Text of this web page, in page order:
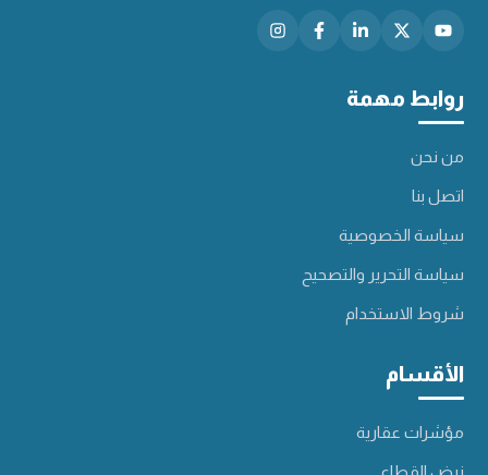
روابط مهمة
من نحن
اتصل بنا
سياسة الخصوصية
سياسة التحرير والتصحيح
شروط الاستخدام
الأقسام
مؤشرات عقارية